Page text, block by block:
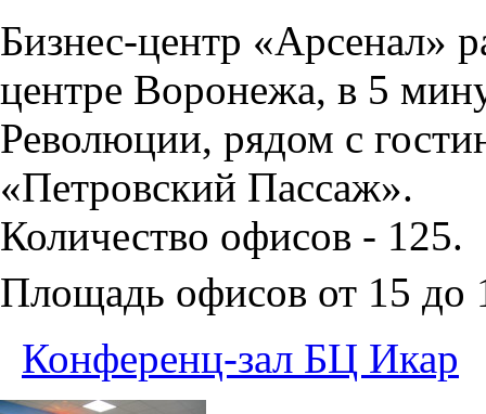
Бизнес-центр «Арсенал»
центре Воронежа, в 5
Революции, рядом с
«Петровский Пассаж».
Количество офисов - 125.
Площадь офисов от 15 до
Конференц-зал БЦ Икар